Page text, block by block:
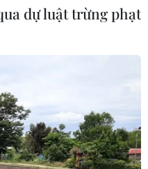
giao
dự luật trừng phạt